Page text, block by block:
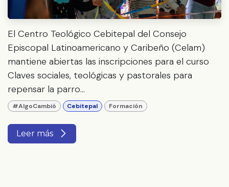
El Centro Teológico Cebitepal del Consejo
Episcopal Latinoamericano y Caribeño (Celam)
mantiene abiertas las inscripciones para el curso
Claves sociales, teológicas y pastorales para
repensar la parro...
#AlgoCambió Cebitepal Formación
Leer más